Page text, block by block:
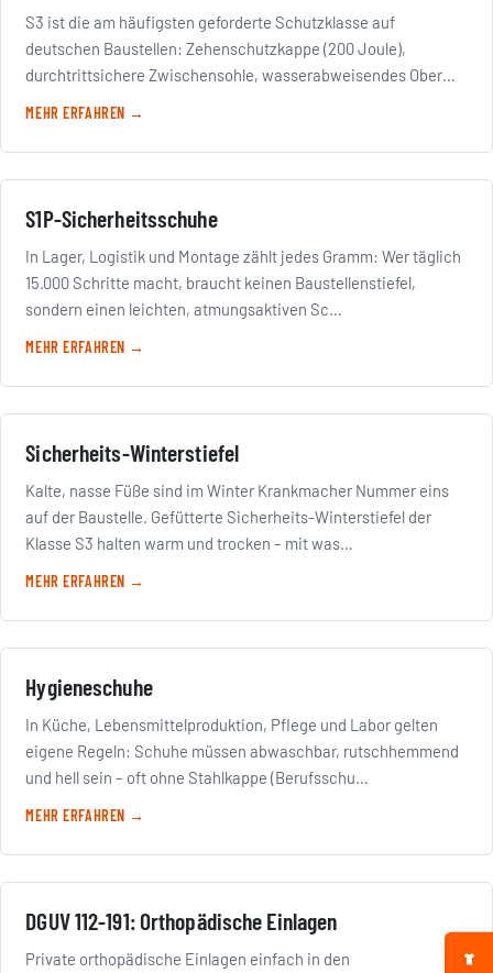
S3 ist die am häufigsten geforderte Schutzklasse auf
deutschen Baustellen: Zehenschutzkappe (200 Joule),
durchtrittsichere Zwischensohle, wasserabweisendes Ober…
MEHR ERFAHREN →
S1P-Sicherheitsschuhe
In Lager, Logistik und Montage zählt jedes Gramm: Wer täglich
15.000 Schritte macht, braucht keinen Baustellenstiefel,
sondern einen leichten, atmungsaktiven Sc…
MEHR ERFAHREN →
Sicherheits-Winterstiefel
Kalte, nasse Füße sind im Winter Krankmacher Nummer eins
auf der Baustelle. Gefütterte Sicherheits-Winterstiefel der
Klasse S3 halten warm und trocken – mit was…
MEHR ERFAHREN →
Hygieneschuhe
In Küche, Lebensmittelproduktion, Pflege und Labor gelten
eigene Regeln: Schuhe müssen abwaschbar, rutschhemmend
und hell sein – oft ohne Stahlkappe (Berufsschu…
MEHR ERFAHREN →
DGUV 112-191: Orthopädische Einlagen
Private orthopädische Einlagen einfach in den